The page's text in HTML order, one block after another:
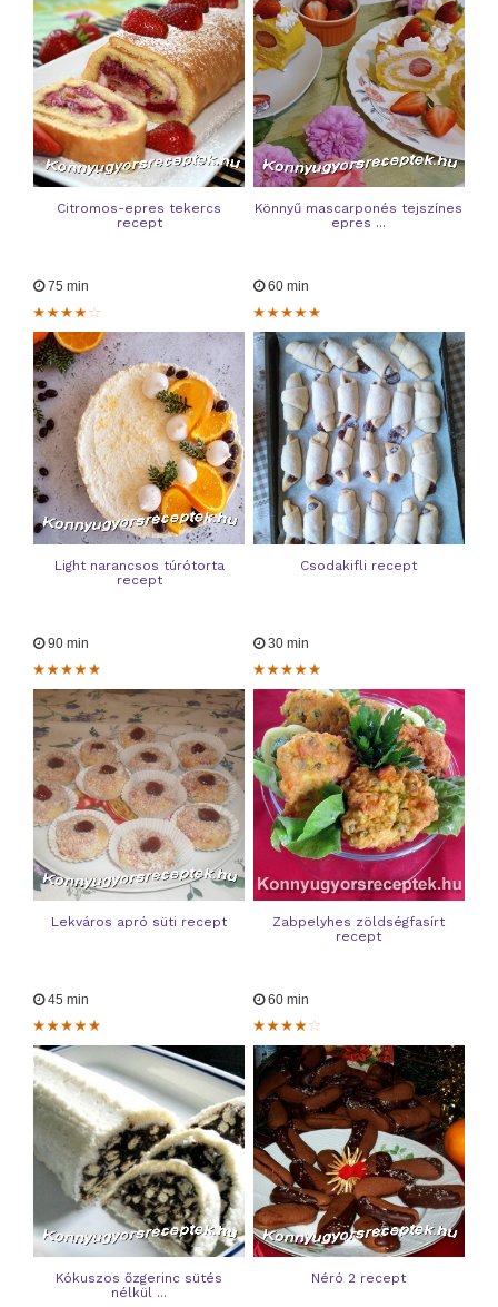
Citromos-epres tekercs
recept
Könnyű mascarponés tejszínes
epres ...
75 min
Light narancsos túrótorta
recept
60 min
Csodakifli recept
90 min
Lekváros apró süti recept
30 min
Zabpelyhes zöldségfasírt
recept
45 min
Kókuszos őzgerinc sütés
nélkül ...
60 min
Néró 2 recept